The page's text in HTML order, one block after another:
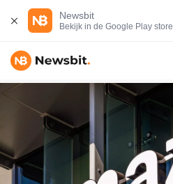
Newsbit
Bekijk in de Google Play store